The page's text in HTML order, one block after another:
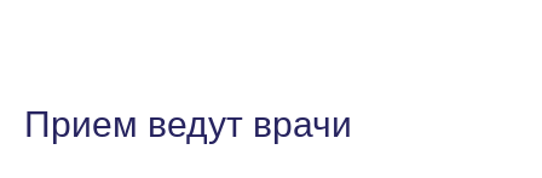
Прием ведут врачи